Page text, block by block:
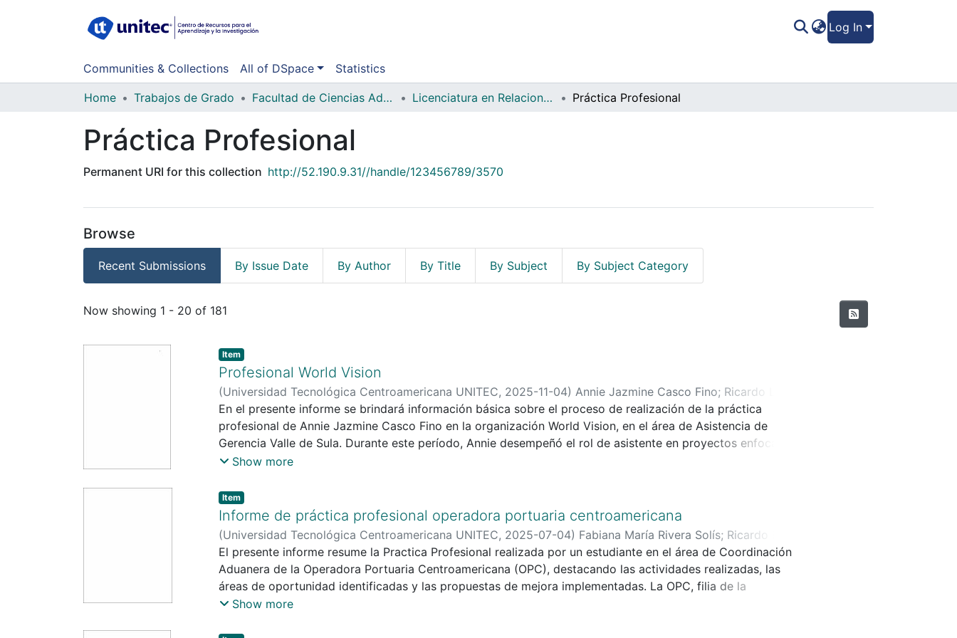
Log In
Communities & Collections All of DSpace Statistics
Home Trabajos de Grado Facultad de Ciencias Administrativas y Sociales Licenciatura en Relaciones Internacionales Práctica Profesional
Práctica Profesional
Permanent URI for this collection http://52.190.9.31//handle/123456789/3570
Browse
Recent Submissions By Issue Date By Author By Title By Subject By Subject Category
Recent Submissions
Now showing 1 - 20 of 181
Item
Profesional World Vision
(Universidad Tecnológica Centroamericana UNITEC, 2025-11-04) Annie Jazmine Casco Fino; Ricardo Luis
Salgado Araujo
En el presente informe se brindará información básica sobre el proceso de realización de la práctica
profesional de Annie Jazmine Casco Fino en la organización World Vision, en el área de Asistencia de
Gerencia Valle de Sula. Durante este período, Annie desempeñó el rol de asistente en proyectos enfocados
en el empoderamiento, la educación y la transformación de la niñez, así como en la creación de
Centroamérica.
A lo largo de su práctica, que abarcó diez semanas, tuvo la oportunidad de involucrarse en diversas
actividades que buscan mejorar la calidad de vida de las comunidades vulnerables en esta región.
El primer capítulo del informe se centrará en los objetivos generales y específicos de la práctica
profesional. Aquí se detallarán las metas que se establecieron al inicio de la experiencia, así como la
importancia de aplicar los conocimientos adquiridos en el ámbito académico a situaciones reales en el
campo de las relaciones internacionales.
En el segundo capítulo, se describirán las actividades realizadas, incluyendo talleres de empoderamiento
femenino y programas educativos, así como las estrategias implementadas para fomentar la reinserción
Show more
Item
Informe de práctica profesional operadora portuaria centroamericana
(Universidad Tecnológica Centroamericana UNITEC, 2025-07-04) Fabiana María Rivera Solís; Ricardo Luis
Salgado Araujo
El presente informe resume la Practica Profesional realizada por un estudiante en el área de Coordinación
Aduanera de la Operadora Portuaria Centroamericana (OPC), destacando las actividades realizadas, las
áreas de oportunidad identificadas y las propuestas de mejora implementadas. La OPC, filia de la
multinacional filipina Internacional Container Terminal Services Inc. (ICTSI), opera bajo un contrato de
Show more